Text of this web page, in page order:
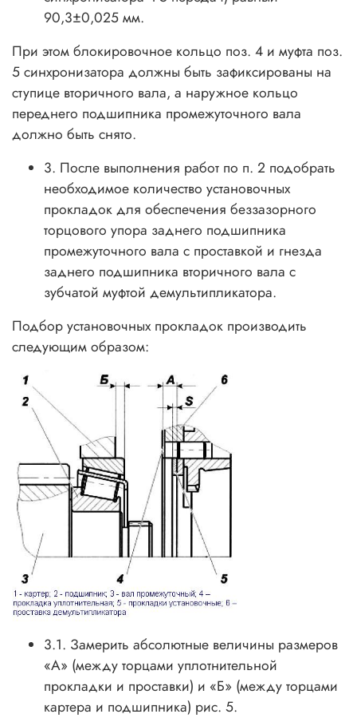
90,3±0,025 мм.
При этом блокировочное кольцо поз. 4 и муфта поз.
5 синхронизатора должны быть зафиксированы на
ступице вторичного вала, а наружное кольцо
переднего подшипника промежуточного вала
должно быть снято.
3. После выполнения работ по п. 2 подобрать
необходимое количество установочных
прокладок для обеспечения беззазорного
торцового упора заднего подшипника
промежуточного вала с проставкой и гнезда
заднего подшипника вторичного вала с
зубчатой муфтой демультипликатора.
Подбор установочных прокладок производить
следующим образом:
3.1. Замерить абсолютные величины размеров
«А» (между торцами уплотнительной
прокладки и проставки) и «Б» (между торцами
картера и подшипника) рис. 5.